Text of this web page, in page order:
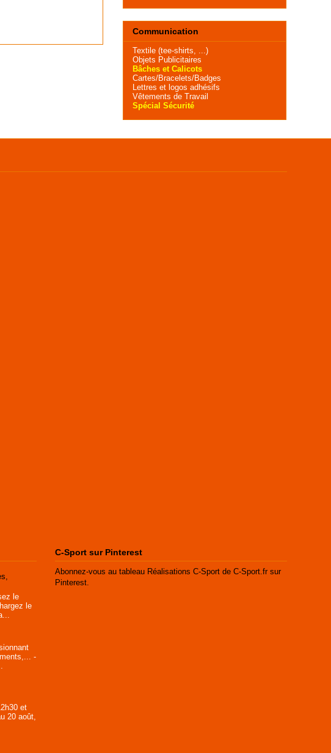
Communication
Textile (tee-shirts, ...)
Objets Publicitaires
Bâches et Calicots
Cartes/Bracelets/Badges
Lettres et logos adhésifs
Vêtements de Travail
Spécial Sécurité
le
le
-
et
20 août,
C-Sport sur Pinterest
Abonnez-vous au tableau Réalisations C-Sport de C-Sport.fr sur
Pinterest.